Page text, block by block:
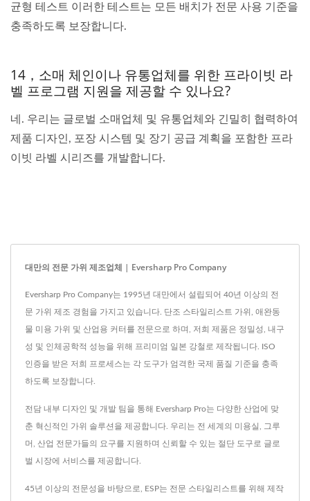
균형 테스트 이러한 테스트는 모든 배치가 전문 사용 기준을
충족하도록 보장합니다.
14，소매 체인이나 유통업체를 위한 프라이빗 라
벨 프로그램 지원을 제공할 수 있나요?
네. 우리는 글로벌 소매업체 및 유통업체와 긴밀히 협력하여
제품 디자인, 포장 시스템 및 장기 공급 계획을 포함한 프라
이빗 라벨 시리즈를 개발합니다.
대만의 전문 가위 제조업체 | Eversharp Pro Company
Eversharp Pro Company는 1995년 대만에서 설립되어 40년 이상의 전
문 가위 제조 경험을 가지고 있습니다. 단조 스타일리스트 가위, 애완동
물 미용 가위 및 산업용 커터를 전문으로 하며, 저희 제품은 정밀성, 내구
성 및 인체공학적 성능을 위해 프리미엄 일본 강철로 제작됩니다. ISO
인증을 받은 저희 프로세스는 각 도구가 엄격한 국제 품질 기준을 충족
하도록 보장합니다.
전담 내부 디자인 및 개발 팀을 통해 Eversharp Pro는 다양한 산업에 맞
춘 혁신적인 가위 솔루션을 제공합니다. 우리는 전 세계의 미용실, 그루
머, 산업 전문가들의 요구를 지원하며 신뢰할 수 있는 절단 도구로 글로
벌 시장에 서비스를 제공합니다.
45년 이상의 전문성을 바탕으로, ESP는 전문 스타일리스트를 위해 제작